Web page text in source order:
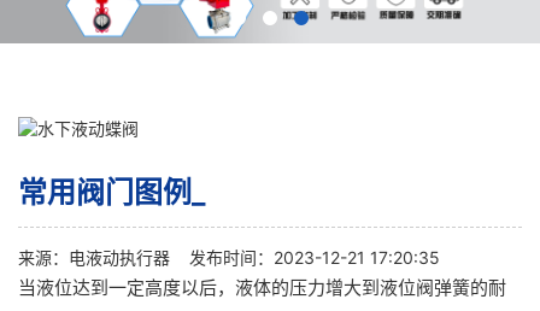
常用阀门图例_
来源： 电液动执行器 发布时间：2023-12-21 17:20:35
当液位达到一定高度以后，液体的压力增大到液位阀弹簧的耐